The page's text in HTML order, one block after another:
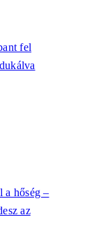
fel
a hőség –
az